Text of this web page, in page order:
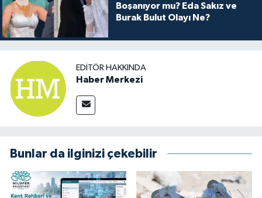
Boşanıyor mu? Eda Sakız ve
Burak Bulut Olayı Ne?
EDITÖR HAKKINDA
Haber Merkezi
Bunlar da ilginizi çekebilir